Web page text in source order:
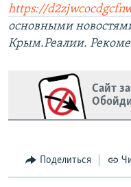
https://
основными
Крым.Реалии.
Сайт
Поделиться